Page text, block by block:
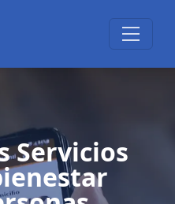
Servicios